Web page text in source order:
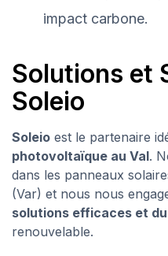
impact carbone.
Solutions et
Soleio
Soleio est le partenaire
photovoltaïque au Val.
dans les panneaux
(Var) et nous nous
solutions efficaces et
renouvelable.